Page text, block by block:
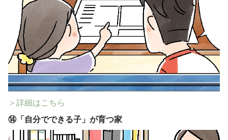
＞詳細はこちら
⑭ 「自分でできる子」が育つ家